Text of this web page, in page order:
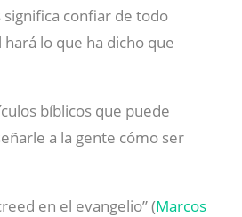
significa confiar de todo
lo que ha dicho que
bíblicos que puede
a la gente cómo ser
en el evangelio” (Marcos